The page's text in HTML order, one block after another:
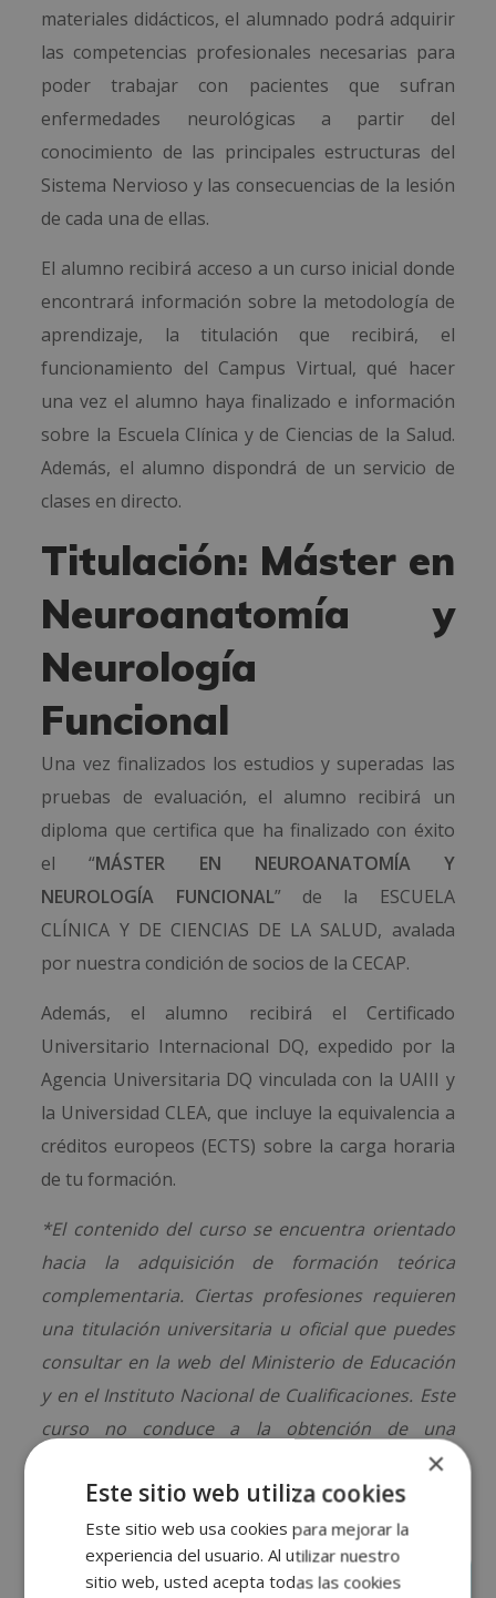
materiales didácticos, el alumnado podrá adquirir
las competencias profesionales necesarias para
poder trabajar con pacientes que sufran
enfermedades neurológicas a partir del
conocimiento de las principales estructuras del
Sistema Nervioso y las consecuencias de la lesión
de cada una de ellas.
El alumno recibirá acceso a un curso inicial donde
encontrará información sobre la metodología de
aprendizaje, la titulación que recibirá, el
funcionamiento del Campus Virtual, qué hacer
una vez el alumno haya finalizado e información
sobre la Escuela Clínica y de Ciencias de la Salud.
Además, el alumno dispondrá de un servicio de
clases en directo.
Titulación: Máster en
Neuroanatomía y
Neurología
Funcional
Una vez finalizados los estudios y superadas las
pruebas de evaluación, el alumno recibirá un
diploma que certifica que ha finalizado con éxito
el “MÁSTER EN NEUROANATOMÍA Y
NEUROLOGÍA FUNCIONAL” de la ESCUELA
CLÍNICA Y DE CIENCIAS DE LA SALUD, avalada
por nuestra condición de socios de la CECAP.
Además, el alumno recibirá el Certificado
Universitario Internacional DQ, expedido por la
Agencia Universitaria DQ vinculada con la UAIII y
la Universidad CLEA, que incluye la equivalencia a
créditos europeos (ECTS) sobre la carga horaria
de tu formación.
*El contenido del curso se encuentra orientado
hacia la adquisición de formación teórica
complementaria. Ciertas profesiones requieren
una titulación universitaria u oficial que puedes
consultar en la web del Ministerio de Educación
y en el Instituto Nacional de Cualificaciones. Este
curso no conduce a la obtención de una
×
Este sitio web utiliza cookies
Este sitio web usa cookies para mejorar la
experiencia del usuario. Al utilizar nuestro
sitio web, usted acepta todas las cookies